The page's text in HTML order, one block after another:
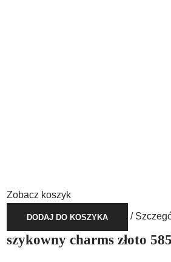
Zobacz koszyk
DODAJ DO KOSZYKA /
szykowny charms złoto